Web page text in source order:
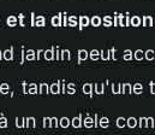
la
jardin peut
tandis qu'une
un modèle